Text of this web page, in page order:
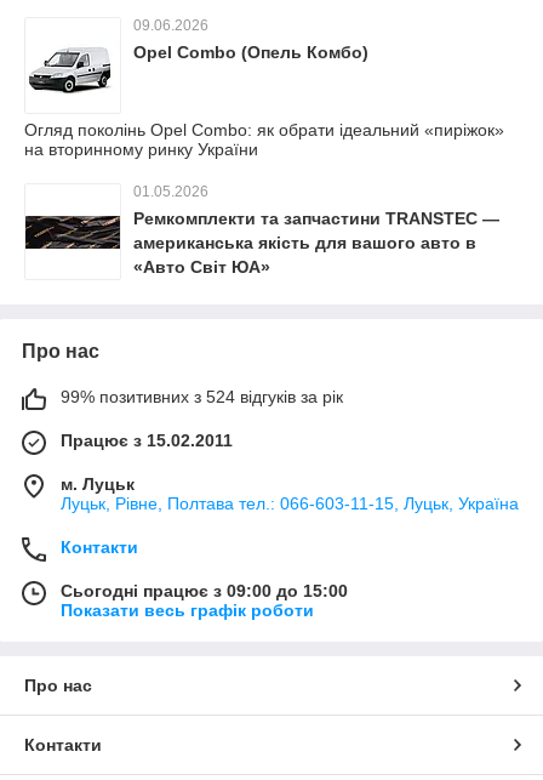
09.06.2026
Opel Combo (Опель Комбо)
Огляд поколінь Opel Combo: як обрати ідеальний «пиріжок»
на вторинному ринку України
01.05.2026
Ремкомплекти та запчастини TRANSTEC —
американська якість для вашого авто в
«Авто Світ ЮА»
Про нас
99% позитивних з 524 відгуків за рік
Працює з 15.02.2011
м. Луцьк
Луцьк, Рівне, Полтава тел.: 066-603-11-15, Луцьк, Україна
Контакти
Сьогодні працює з 09:00 до 15:00
Показати весь графік роботи
Про нас
Контакти